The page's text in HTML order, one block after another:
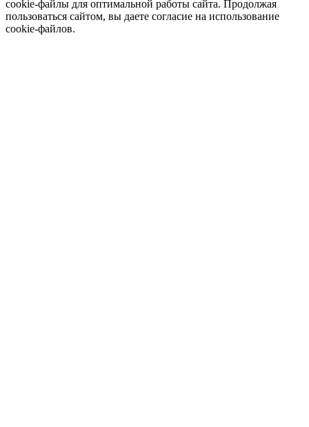
cookie-файлы для оптимальной работы сайта. Продолжая
пользоваться сайтом, вы даете согласие на использование
cookie-файлов.